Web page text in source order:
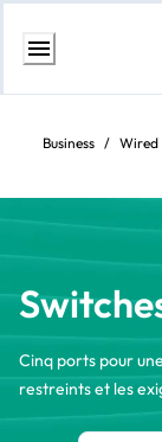
Aller
contenuBusiness / Wired
Cinq ports pour
restreints et les